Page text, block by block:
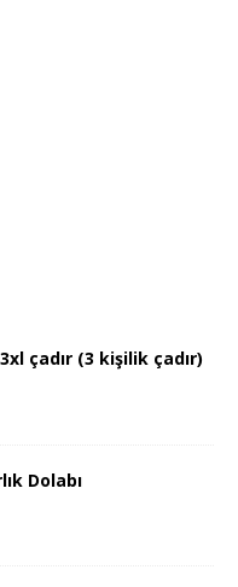
çadır (3 kişilik çadır)
Dolabı